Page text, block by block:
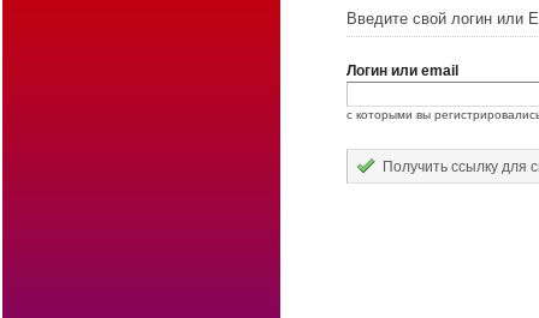
Введите свой логин или
Логин или email
с которыми вы
Получить ссылку для